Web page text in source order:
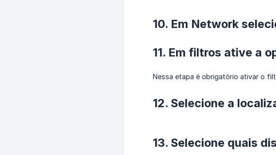
10. Em Network
11. Em filtros ative a
Nessa etapa é obrigatório ativar o
12. Selecione a
13. Selecione quais